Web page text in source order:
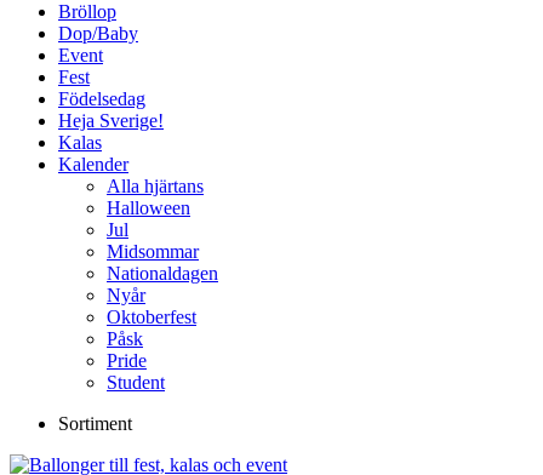
Bröllop
Dop/Baby
Event
Fest
Födelsedag
Heja Sverige!
Kalas
Kalender
Alla hjärtans
Halloween
Jul
Midsommar
Nationaldagen
Nyår
Oktoberfest
Påsk
Pride
Student
Sortiment